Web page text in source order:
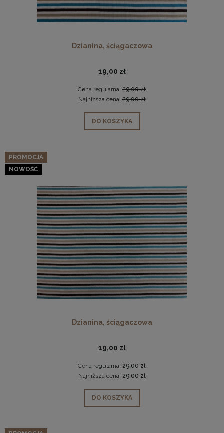
Dzianina, ściągaczowa
19,00 zł
Cena regularna: 29,00 zł
Najniższa cena:29,00 zł
DO KOSZYKA
Dzianina, ściągaczowa
19,00 zł
Cena regularna: 29,00 zł
Najniższa cena:29,00 zł
DO KOSZYKA
PROMOCJA
NOWOŚĆ